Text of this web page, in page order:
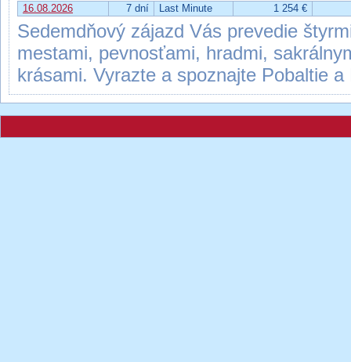
16.08.2026 7 dní Last Minute 1 254 €
Sedemdňový zájazd Vás prevedie
mestami, pevnosťami, hradmi,
krásami. Vyrazte a spoznajte Pobaltie a